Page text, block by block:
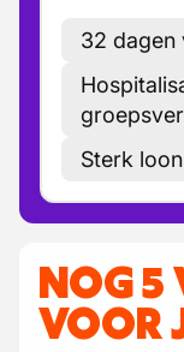
32 dagen
Sterk
NOG 5
VOOR